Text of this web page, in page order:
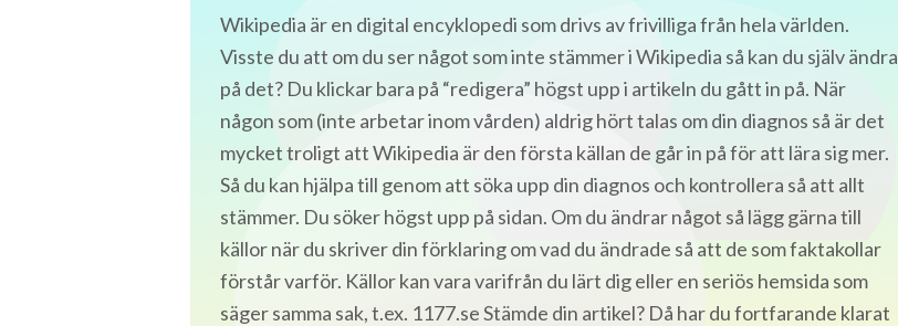
Wikipedia är en digital encyklopedi som drivs av frivilliga från hela världen.
Visste du att om du ser något som inte stämmer i Wikipedia så kan du själv ändra
på det? Du klickar bara på “redigera” högst upp i artikeln du gått in på. När
någon som (inte arbetar inom vården) aldrig hört talas om din diagnos så är det
mycket troligt att Wikipedia är den första källan de går in på för att lära sig mer.
Så du kan hjälpa till genom att söka upp din diagnos och kontrollera så att allt
stämmer. Du söker högst upp på sidan. Om du ändrar något så lägg gärna till
källor när du skriver din förklaring om vad du ändrade så att de som faktakollar
förstår varför. Källor kan vara varifrån du lärt dig eller en seriös hemsida som
säger samma sak, t.ex. 1177.se Stämde din artikel? Då har du fortfarande klarat